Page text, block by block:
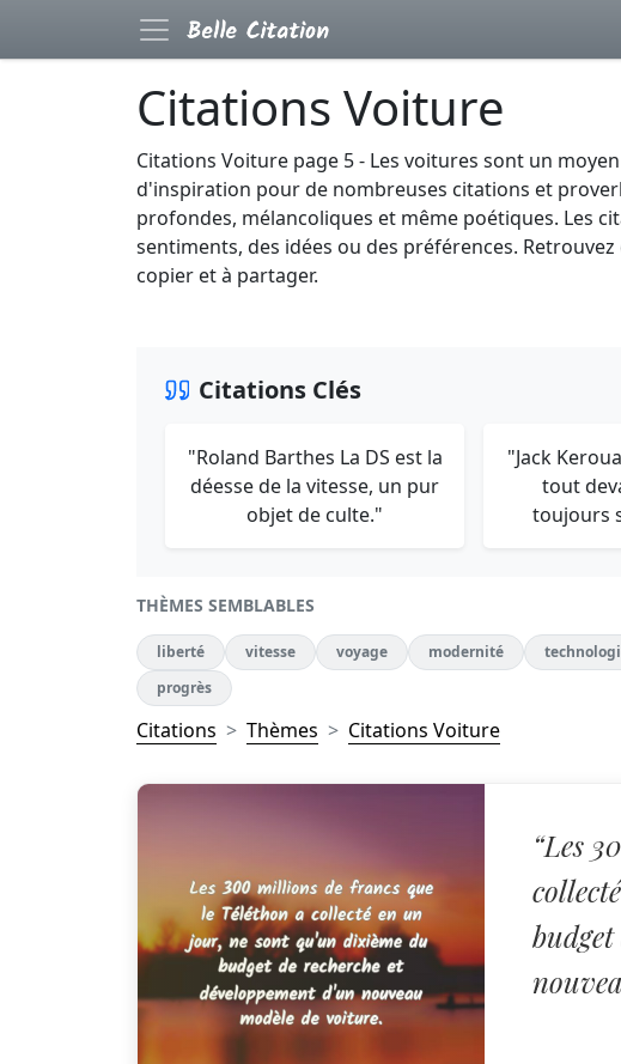
Citations Voiture
Citations Voiture page 5 - Les voitures sont un
d'inspiration pour de nombreuses citations et
profondes, mélancoliques et même poétiques. Les
sentiments, des idées ou des préférences.
copier et à partager.
Citations Clés
"Roland Barthes La DS est la
déesse de la vitesse, un pur
objet de culte."
"Jack
tout
toujours
THÈMES SEMBLABLES
liberté vitesse voyage modernité
progrès
Citations Thèmes Citations Voiture
“Les